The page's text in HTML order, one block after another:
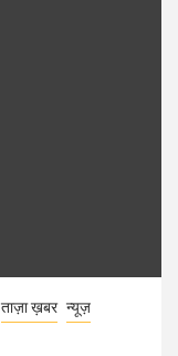
ताज़ा ख़बर न्यूज़